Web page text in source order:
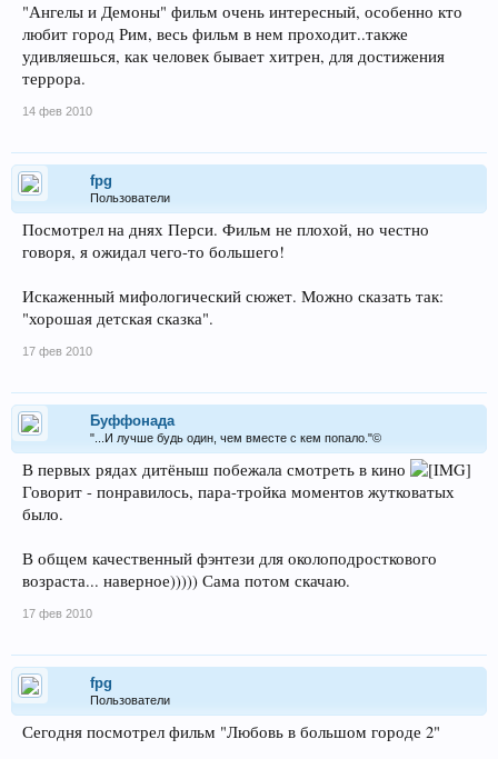
"Ангелы и Демоны" фильм очень интересный, особенно кто
любит город Рим, весь фильм в нем проходит..также
удивляешься, как человек бывает хитрен, для достижения
террора.
14 фев 2010
fpg
Пользователи
Посмотрел на днях Перси. Фильм не плохой, но честно
говоря, я ожидал чего-то большего!
Искаженный мифологический сюжет. Можно сказать так:
"хорошая детская сказка".
17 фев 2010
Буффонада
"...И лучше будь один, чем вместе с кем попало."©
В первых рядах дитёныш побежала смотреть в кино
Говорит - понравилось, пара-тройка моментов жутковатых
было.
В общем качественный фэнтези для околоподросткового
возраста... наверное))))) Сама потом скачаю.
17 фев 2010
fpg
Пользователи
Сегодня посмотрел фильм "Любовь в большом городе 2"